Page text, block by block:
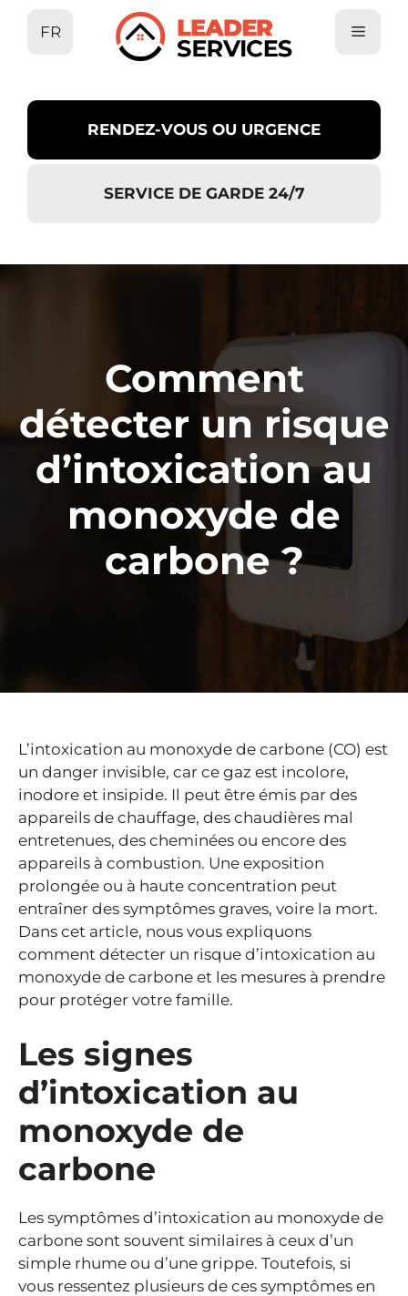
FR
RENDEZ-VOUS OU URGENCE
SERVICE DE GARDE 24/7
Comment
détecter un risque
d’intoxication au
monoxyde de
carbone ?
L’intoxication au monoxyde de carbone (CO) est
un danger invisible, car ce gaz est incolore,
inodore et insipide. Il peut être émis par des
appareils de chauffage, des chaudières mal
entretenues, des cheminées ou encore des
appareils à combustion. Une exposition
prolongée ou à haute concentration peut
entraîner des symptômes graves, voire la mort.
Dans cet article, nous vous expliquons
comment détecter un risque d’intoxication au
monoxyde de carbone et les mesures à prendre
pour protéger votre famille.
Les signes
d’intoxication au
monoxyde de
carbone
Les symptômes d’intoxication au monoxyde de
carbone sont souvent similaires à ceux d’un
simple rhume ou d’une grippe. Toutefois, si
vous ressentez plusieurs de ces symptômes en